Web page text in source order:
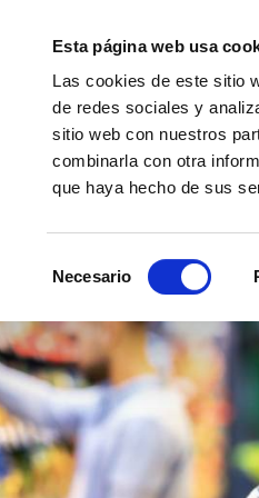
Esta página web usa
Las cookies de este sitio
de redes sociales y
sitio web con nuestros
combinarla con otra
que haya hecho de sus
e
e
c
c
i
ó
Necesario